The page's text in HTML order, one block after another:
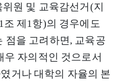
원 및 교육감선거(지
제1항)의 경우에도
점을 고려하면, 교육공
우 자의적인 것으로서
거나 대학의 자율의 본